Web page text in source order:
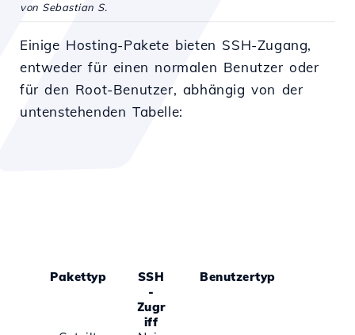
von Sebastian S.
Einige Hosting-Pakete bieten SSH-Zugang,
entweder für einen normalen Benutzer oder
für den Root-Benutzer, abhängig von der
untenstehenden Tabelle:
Pakettyp
SSH
-
Zugr
iff
Benutzertyp